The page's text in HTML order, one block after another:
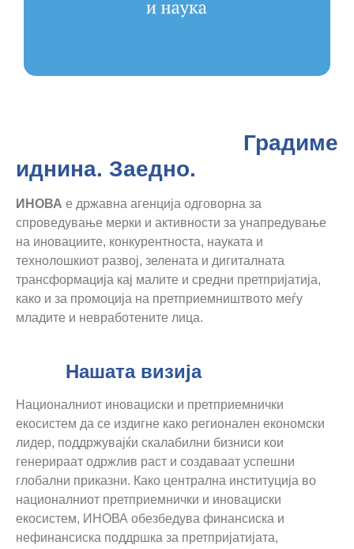
Градиме
иднина. Заедно.
ИНОВА е државна агенција одговорна за
спроведување мерки и активности за унапредување
на иновациите, конкурентноста, науката и
технолошкиот развој, зелената и дигиталната
трансформација кај малите и средни претпријатија,
како и за промоција на претприемништвото меѓу
младите и невработените лица.
Нашата визија
Националниот иновациски и претприемнички
екосистем да се издигне како регионален економски
лидер, поддржувајќи скалабилни бизниси кои
генерираат одржлив раст и создаваат успешни
глобални приказни. Како централна институција во
националниот претприемнички и иновациски
екосистем, ИНОВА обезбедува финансиска и
нефинансиска поддршка за претпријатијата,